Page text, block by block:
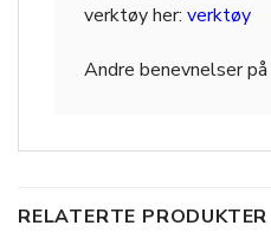
verktøy her: verktøy
Andre benevnelser på
RELATERTE PRODUKTER